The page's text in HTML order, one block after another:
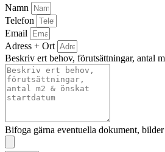
Namn
Telefon
Email
Adress + Ort
Beskriv ert behov, förutsättningar, antal
Bifoga gärna eventuella dokument,